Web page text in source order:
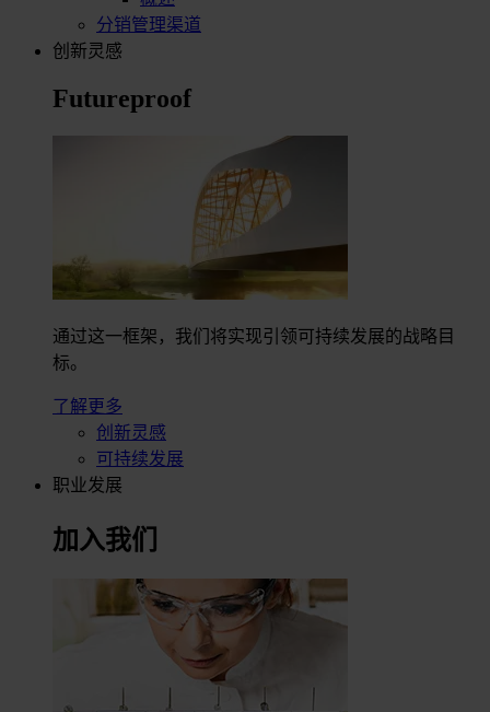
分销管理渠道
创新灵感
Futureproof
通过这一框架，我们将实现引领可持续发展的战略目
标。
了解更多
创新灵感
可持续发展
职业发展
加入我们